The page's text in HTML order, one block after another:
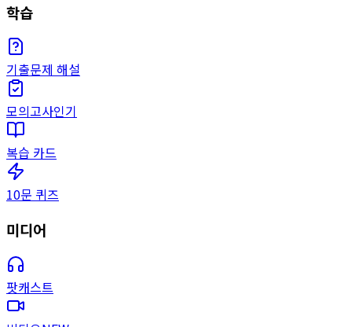
학습
기출문제 해설
모의고사인기
복습 카드
10문 퀴즈
미디어
팟캐스트